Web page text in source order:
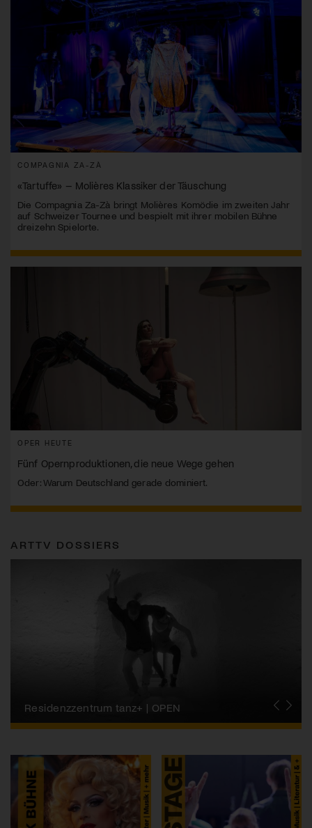
COMPAGNIA ZA-ZÀ
«Tartuffe» – Molières Klassiker der Täuschung
Die Compagnia Za-Zà bringt Molières Komödie im zweiten Jahr
auf Schweizer Tournee und bespielt mit ihrer mobilen Bühne
dreizehn Spielorte.
OPER HEUTE
Fünf Opernproduktionen, die neue Wege gehen
Oder: Warum Deutschland gerade dominiert.
ARTTV DOSSIERS
Migros-Kulturprozent | Tanzfestival Steps
Residenzzentrum tanz+ | OPEN
Tanzszene Schweiz